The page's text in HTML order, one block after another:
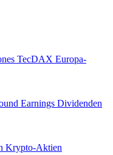
TecDAX Europa-
Earnings Dividenden
Krypto-Aktien